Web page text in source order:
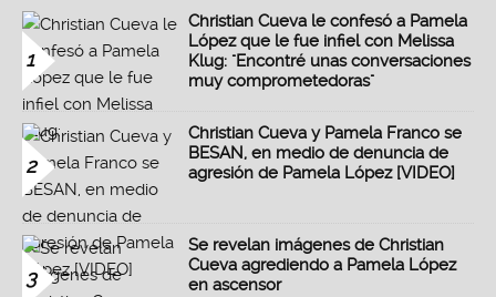
1
Christian Cueva le confesó a Pamela
López que le fue infiel con Melissa
Klug: "Encontré unas conversaciones
muy comprometedoras"
2
Christian Cueva y Pamela Franco se
BESAN, en medio de denuncia de
agresión de Pamela López [VIDEO]
3
Se revelan imágenes de Christian
Cueva agrediendo a Pamela López
en ascensor